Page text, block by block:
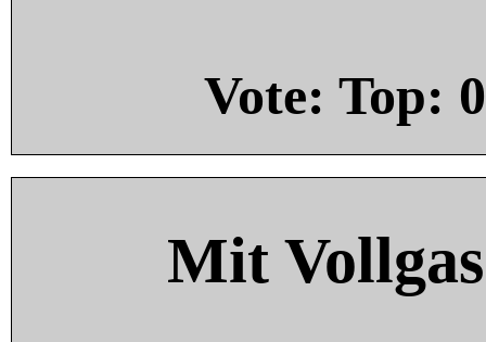
Vote: Top: 0
Mit